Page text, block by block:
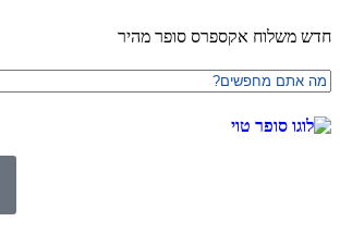
חדש משלוח אקספרס סופר מהיר